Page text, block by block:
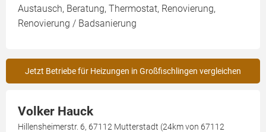
Austausch, Beratung, Thermostat, Renovierung,
Renovierung / Badsanierung
Jetzt Betriebe für Heizungen in Großfischlingen vergleichen
Volker Hauck
Hillensheimerstr. 6, 67112 Mutterstadt (24km von 67112